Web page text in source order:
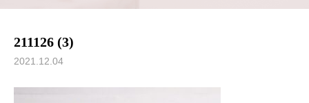
211126 (3)
2021.12.04